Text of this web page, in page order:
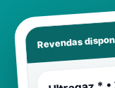
Revendas